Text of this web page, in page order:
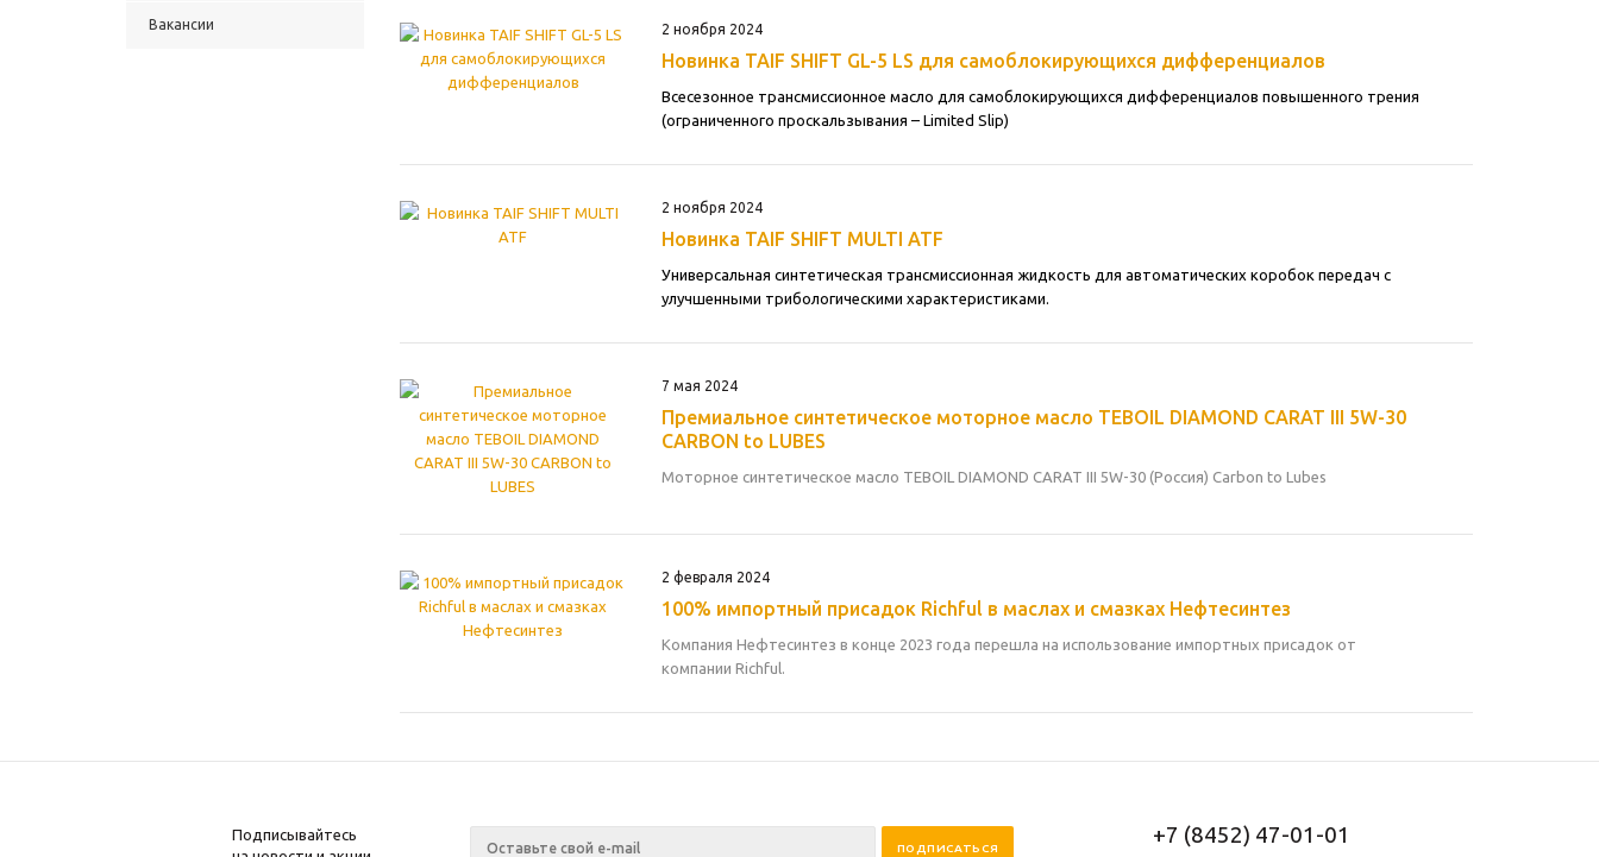
Вакансии 2 ноября 2024
Новинка TAIF SHIFT GL-5 LS для самоблокирующихся дифференциалов
Всесезонное трансмиссионное масло для самоблокирующихся дифференциалов повышенного трения
(ограниченного проскальзывания – Limited Slip)
2 ноября 2024
Новинка TAIF SHIFT MULTI ATF
Универсальная синтетическая трансмиссионная жидкость для автоматических коробок передач с
улучшенными трибологическими характеристиками.
7 мая 2024
Премиальное синтетическое моторное масло TEBOIL DIAMOND CARAT III 5W-30
CARBON to LUBES
Моторное синтетическое масло TEBOIL DIAMOND CARAT III 5W-30 (Россия) Carbon to Lubes
2 февраля 2024
100% импортный присадок Richful в маслах и смазках Нефтесинтез
Компания Нефтесинтез в конце 2023 года перешла на использование импортных присадок от
компании Richful.
Подписывайтесь
+7 (8452) 47-01-01